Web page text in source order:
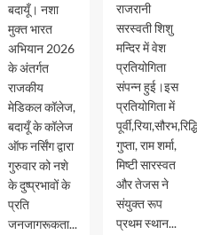
बदायूँ। नशा
मुक्त भारत
अभियान 2026
के अंतर्गत
राजकीय
मेडिकल कॉलेज,
बदायूँ के कॉलेज
ऑफ नर्सिंग द्वारा
गुरुवार को नशे
के दुष्प्रभावों के
प्रति
जनजागरूकता...
राजरानी
सरस्वती शिशु
मन्दिर में वेश
प्रतियोगिता
संपन्न हुई।इस
प्रतियोगिता में
गुप्ता, राम शर्मा,
मिष्टी सारस्वत
और तेजस ने
संयुक्त रूप
प्रथम स्थान...